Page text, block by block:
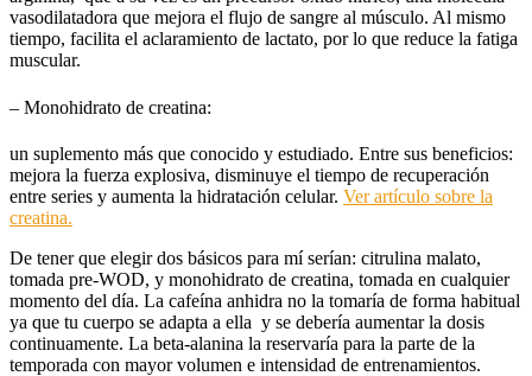
vasodilatadora que mejora el flujo de sangre al músculo. Al mismo
tiempo, facilita el aclaramiento de lactato, por lo que reduce la fatiga
muscular.
– Monohidrato de creatina:
un suplemento más que conocido y estudiado. Entre sus beneficios:
mejora la fuerza explosiva, disminuye el tiempo de recuperación
entre series y aumenta la hidratación celular. Ver artículo sobre la
creatina.
De tener que elegir dos básicos para mí serían: citrulina malato,
tomada pre-WOD, y monohidrato de creatina, tomada en cualquier
momento del día. La cafeína anhidra no la tomaría de forma habitual
ya que tu cuerpo se adapta a ella y se debería aumentar la dosis
continuamente. La beta-alanina la reservaría para la parte de la
temporada con mayor volumen e intensidad de entrenamientos.